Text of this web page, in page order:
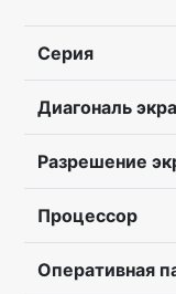
Серия
Диагональ
Разрешение
Процессор
Оперативная